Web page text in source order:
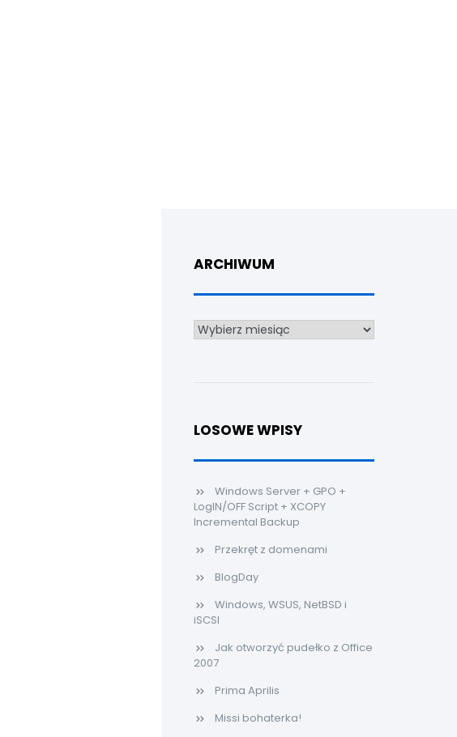
ARCHIWUM
Archiwum
LOSOWE WPISY
Windows Server + GPO +
LogIN/OFF Script + XCOPY
Incremental Backup
Przekręt z domenami
BlogDay
Windows, WSUS, NetBSD i
iSCSI
Jak otworzyć pudełko z Office
2007
Prima Aprilis
Missi bohaterka!